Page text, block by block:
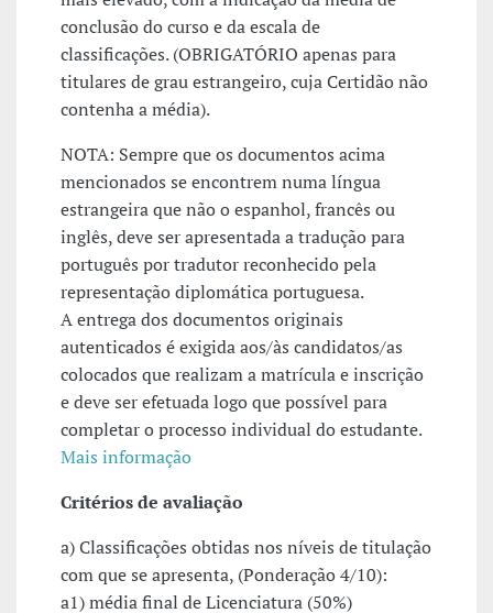
conclusão do curso e da escala de
classificações. (OBRIGATÓRIO apenas para
titulares de grau estrangeiro, cuja Certidão não
contenha a média).
NOTA: Sempre que os documentos acima
mencionados se encontrem numa língua
estrangeira que não o espanhol, francês ou
inglês, deve ser apresentada a tradução para
português por tradutor reconhecido pela
representação diplomática portuguesa.
A entrega dos documentos originais
autenticados é exigida aos/às candidatos/as
colocados que realizam a matrícula e inscrição
e deve ser efetuada logo que possível para
completar o processo individual do estudante.
Mais informação
Critérios de avaliação
a) Classificações obtidas nos níveis de titulação
com que se apresenta, (Ponderação 4/10):
a1) média final de Licenciatura (50%)